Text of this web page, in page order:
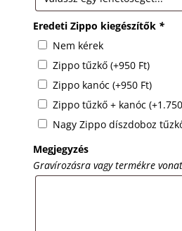
Eredeti Zippo kiegészítők *
Nem kérek
Zippo tűzkő (+950 Ft)
Zippo kanóc (+950 Ft)
Zippo tűzkő + kanóc (+1.750
Nagy Zippo díszdoboz
Megjegyzés
Gravírozásra vagy termékre